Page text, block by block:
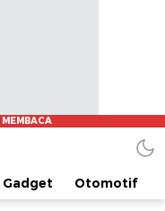
Gadget Otomotif